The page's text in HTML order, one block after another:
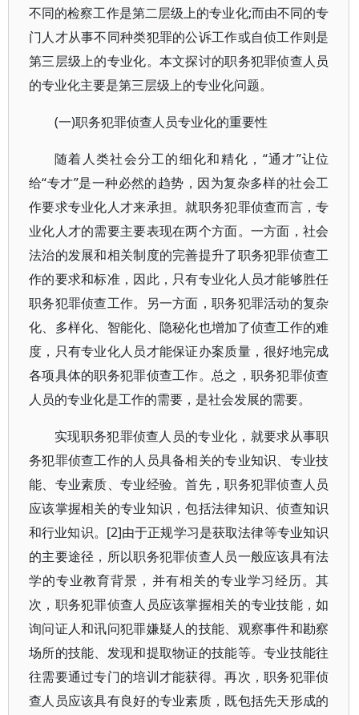
不同的检察工作是第二层级上的专业化;而由不同的专
门人才从事不同种类犯罪的公诉工作或自侦工作则是
第三层级上的专业化。本文探讨的职务犯罪侦查人员
的专业化主要是第三层级上的专业化问题。
(一)职务犯罪侦查人员专业化的重要性
随着人类社会分工的细化和精化，“通才”让位
给“专才”是一种必然的趋势，因为复杂多样的社会工
作要求专业化人才来承担。就职务犯罪侦查而言，专
业化人才的需要主要表现在两个方面。一方面，社会
法治的发展和相关制度的完善提升了职务犯罪侦查工
作的要求和标准，因此，只有专业化人员才能够胜任
职务犯罪侦查工作。另一方面，职务犯罪活动的复杂
化、多样化、智能化、隐秘化也增加了侦查工作的难
度，只有专业化人员才能保证办案质量，很好地完成
各项具体的职务犯罪侦查工作。总之，职务犯罪侦查
人员的专业化是工作的需要，是社会发展的需要。
实现职务犯罪侦查人员的专业化，就要求从事职
务犯罪侦查工作的人员具备相关的专业知识、专业技
能、专业素质、专业经验。首先，职务犯罪侦查人员
应该掌握相关的专业知识，包括法律知识、侦查知识
和行业知识。[2]由于正规学习是获取法律等专业知识
的主要途径，所以职务犯罪侦查人员一般应该具有法
学的专业教育背景，并有相关的专业学习经历。其
次，职务犯罪侦查人员应该掌握相关的专业技能，如
询问证人和讯问犯罪嫌疑人的技能、观察事件和勘察
场所的技能、发现和提取物证的技能等。专业技能往
往需要通过专门的培训才能获得。再次，职务犯罪侦
查人员应该具有良好的专业素质，既包括先天形成的